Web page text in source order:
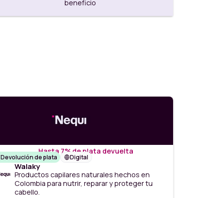
beneficio
Hasta 7% de plata devuelta
Devolución de plata Digital
Walaky
Productos capilares naturales hechos en
Colombia para nutrir, reparar y proteger tu
cabello.